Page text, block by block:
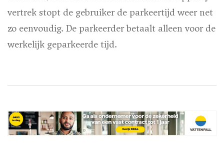
vertrek stopt de gebruiker de parkeertijd weer net
zo eenvoudig. De parkeerder betaalt alleen voor de
werkelijk geparkeerde tijd.